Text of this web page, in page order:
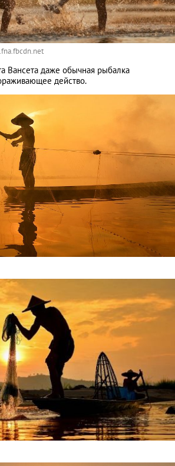
Вансета даже обычная рыбалка
действо.